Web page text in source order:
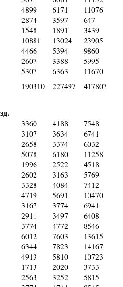
4899 6171
11076
2874 3597
647
1548 1891
3439
10881 13024
23905
4466 5394
9860
2607 3388
5995
5307 6363
11670
190310 227497 417807
3360 4188
7548
3107 3634
6741
2658 3374
6032
5078 6180
11258
1996 2522
4518
2602 3163
5769
3328 4084
7412
4719 5691
10470
3167 3774
6941
2911 3497
6408
3774 4772
8546
6012 7603
13615
6344 7823
14167
4913 5810
10723
1713 2020
3733
2563 3252
5815